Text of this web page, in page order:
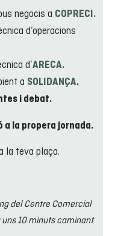
negocis a COPRECI.
d’operacions
d’ARECA.
a SOLIDANÇA.
i debat.
a la propera jornada.
la teva plaça.
del Centre Comercial
uns 10 minuts caminant